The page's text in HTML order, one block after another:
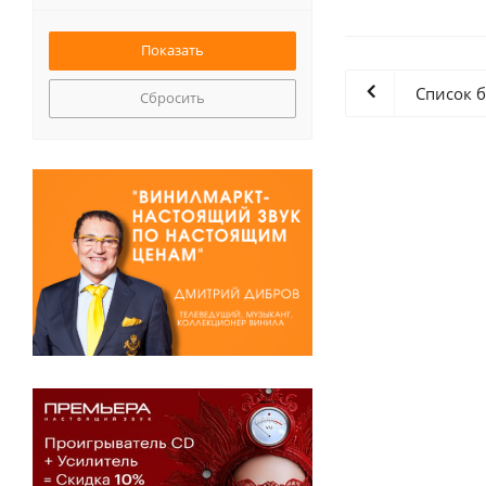
Список
Сбросить